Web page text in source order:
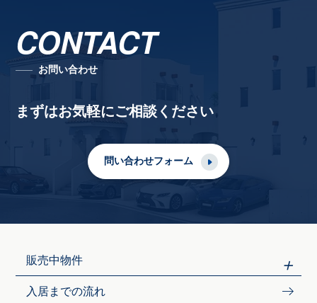
CONTACT
お問い合わせ
まずはお気軽にご相談ください
問い合わせフォーム
販売中物件
入居までの流れ